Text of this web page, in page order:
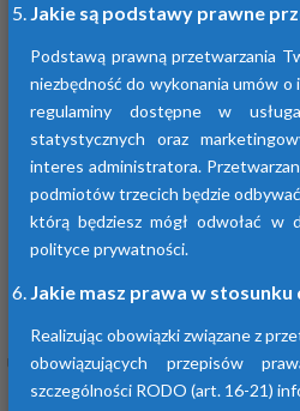
adsorpcyjne
Urządzenia te przyczyniają się do
osuszania powietrza za pomocą
Jakie są podstawy prawne
Podstawą prawną przetwarzania
niezbędność do wykonania umów o
regulaminy dostępne w
statystycznych oraz
interes administratora.
podmiotów trzecich będzie
którą będziesz mógł odwołać w
polityce prywatności.
Jakie masz prawa w stosunku
Realizując obowiązki związane z
obowiązujących przepisów
szczególności RODO (art. 16-21)